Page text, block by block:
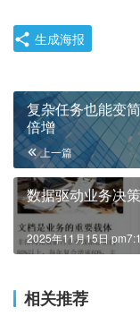
生成海报
复杂任务也能变
倍增
上一篇
数据驱动业务决
2025年11月15日
相关推荐